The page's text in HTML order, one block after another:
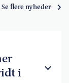
Se flere nyheder
i